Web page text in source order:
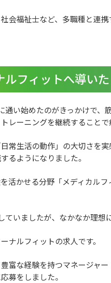
会福祉士など、多職種と連
フィットへ導いた
い始めたのがきっかけで、
レーニングを継続することで
常生活の動作」の大切さを
るようになりました。
活かせる分野「メディカル
いましたが、なかなか理想
ナルフィットの求人です。
富な経験を持つマネージャ
募をしました。